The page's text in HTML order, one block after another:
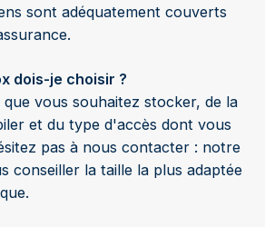
sont adéquatement couverts
dois-je choisir ?
que vous souhaitez stocker, de la
et du type d'accès dont vous
pas à nous contacter : notre
conseiller la taille la plus adaptée